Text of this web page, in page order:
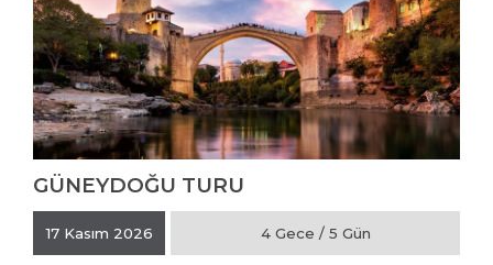
İNCELE
GÜNEYDOĞU TURU
17 Kasım 2026 4 Gece / 5 Gün